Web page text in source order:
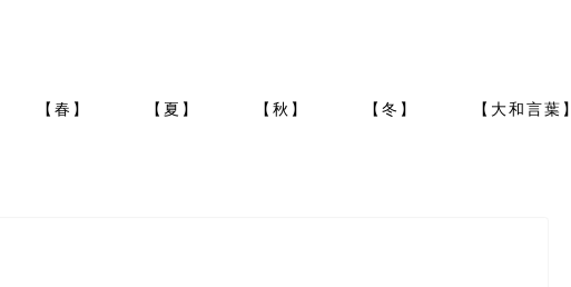
【春】 【夏】 【秋】 【冬】 【大和言葉】